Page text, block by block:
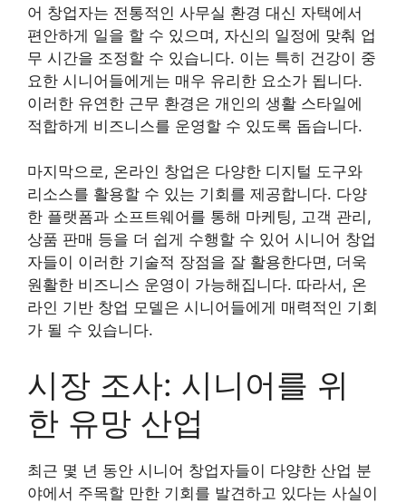
어 창업자는 전통적인 사무실 환경 대신 자택에서
편안하게 일을 할 수 있으며, 자신의 일정에 맞춰 업
무 시간을 조정할 수 있습니다. 이는 특히 건강이 중
요한 시니어들에게는 매우 유리한 요소가 됩니다.
이러한 유연한 근무 환경은 개인의 생활 스타일에
적합하게 비즈니스를 운영할 수 있도록 돕습니다.
마지막으로, 온라인 창업은 다양한 디지털 도구와
리소스를 활용할 수 있는 기회를 제공합니다. 다양
한 플랫폼과 소프트웨어를 통해 마케팅, 고객 관리,
상품 판매 등을 더 쉽게 수행할 수 있어 시니어 창업
자들이 이러한 기술적 장점을 잘 활용한다면, 더욱
원활한 비즈니스 운영이 가능해집니다. 따라서, 온
라인 기반 창업 모델은 시니어들에게 매력적인 기회
가 될 수 있습니다.
시장 조사: 시니어를 위
한 유망 산업
최근 몇 년 동안 시니어 창업자들이 다양한 산업 분
야에서 주목할 만한 기회를 발견하고 있다는 사실이